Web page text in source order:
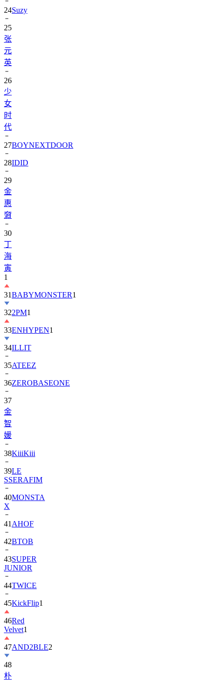
24Suzy
25
张
元
英
26
少
女
时
代
27BOYNEXTDOOR
28IDID
29
金
惠
奫
30
丁
海
寅
1
31BABYMONSTER1
322PM1
33ENHYPEN1
34ILLIT
35ATEEZ
36ZEROBASEONE
37
金
智
媛
38KiiiKiii
39LE
SSERAFIM
40MONSTA
X
41 AHOF
42BTOB
43SUPER
JUNIOR
44TWICE
45KickFlip1
46Red
Velvet1
47AND2BLE2
48
朴